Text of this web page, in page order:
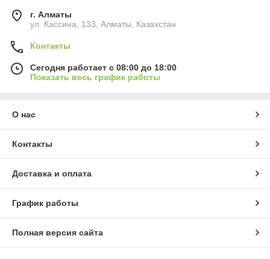
г. Алматы
ул. Кассина, 133, Алматы, Казахстан
Контакты
Сегодня работает с 08:00 до 18:00
Показать весь график работы
О нас
Контакты
Доставка и оплата
График работы
Полная версия сайта